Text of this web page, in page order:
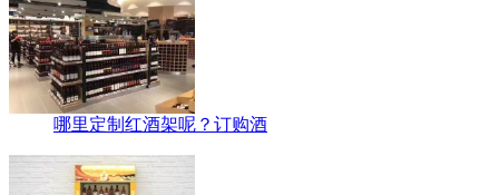
哪里定制红酒架呢？订购酒